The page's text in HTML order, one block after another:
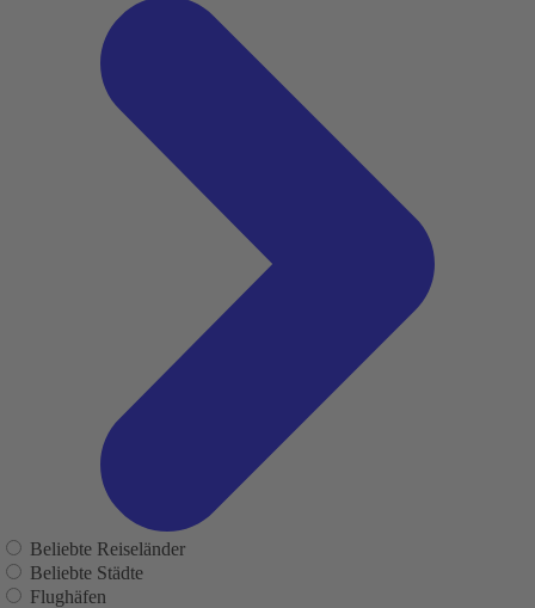
Beliebte Reiseländer
Beliebte Städte
Flughäfen